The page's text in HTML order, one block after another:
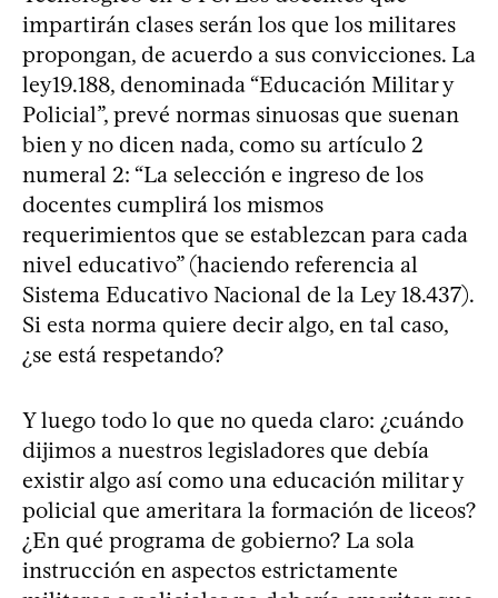
impartirán clases serán los que los militares
propongan, de acuerdo a sus convicciones. La
ley19.188, denominada “Educación Militar y
Policial”, prevé normas sinuosas que suenan
bien y no dicen nada, como su artículo 2
numeral 2: “La selección e ingreso de los
docentes cumplirá los mismos
requerimientos que se establezcan para cada
nivel educativo” (haciendo referencia al
Sistema Educativo Nacional de la Ley 18.437).
Si esta norma quiere decir algo, en tal caso,
¿se está respetando?
Y luego todo lo que no queda claro: ¿cuándo
dijimos a nuestros legisladores que debía
existir algo así como una educación militar y
policial que ameritara la formación de liceos?
¿En qué programa de gobierno? La sola
instrucción en aspectos estrictamente